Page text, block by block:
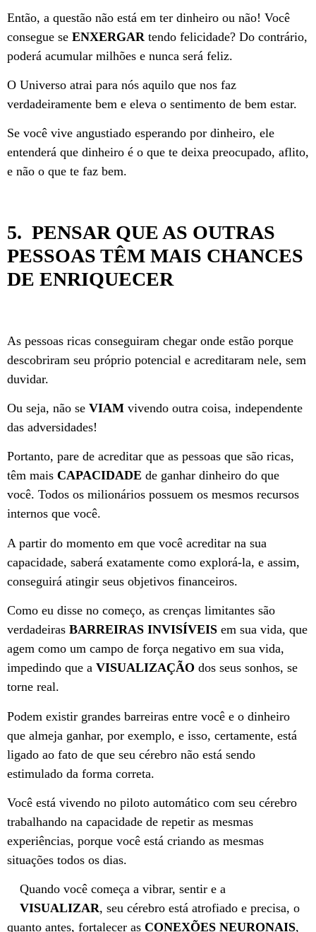
Então, a questão não está em ter dinheiro ou não! Você
consegue se ENXERGAR tendo felicidade? Do contrário,
poderá acumular milhões e nunca será feliz.
O Universo atrai para nós aquilo que nos faz
verdadeiramente bem e eleva o sentimento de bem estar.
Se você vive angustiado esperando por dinheiro, ele
entenderá que dinheiro é o que te deixa preocupado, aflito,
e não o que te faz bem.
5. PENSAR QUE AS OUTRAS
PESSOAS TÊM MAIS CHANCES
DE ENRIQUECER
As pessoas ricas conseguiram chegar onde estão porque
descobriram seu próprio potencial e acreditaram nele, sem
duvidar.
Ou seja, não se VIAM vivendo outra coisa, independente
das adversidades!
Portanto, pare de acreditar que as pessoas que são ricas,
têm mais CAPACIDADE de ganhar dinheiro do que
você. Todos os milionários possuem os mesmos recursos
internos que você.
A partir do momento em que você acreditar na sua
capacidade, saberá exatamente como explorá-la, e assim,
conseguirá atingir seus objetivos financeiros.
Como eu disse no começo, as crenças limitantes são
verdadeiras BARREIRAS INVISÍVEIS em sua vida, que
agem como um campo de força negativo em sua vida,
impedindo que a VISUALIZAÇÃO dos seus sonhos, se
torne real.
Podem existir grandes barreiras entre você e o dinheiro
que almeja ganhar, por exemplo, e isso, certamente, está
ligado ao fato de que seu cérebro não está sendo
estimulado da forma correta.
Você está vivendo no piloto automático com seu cérebro
trabalhando na capacidade de repetir as mesmas
experiências, porque você está criando as mesmas
situações todos os dias.
Quando você começa a vibrar, sentir e a
VISUALIZAR, seu cérebro está atrofiado e precisa, o
quanto antes, fortalecer as CONEXÕES NEURONAIS,